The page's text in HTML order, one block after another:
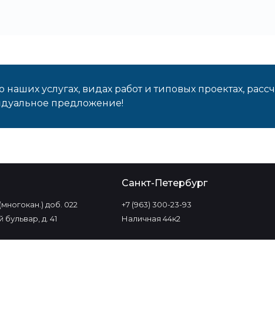
услугах, видах работ и типовых проектах,
предложение!
(многокан.) доб. 022
д. 41
Санкт-Петербург
+7 (963) 300-23-93
Наличная 44к2